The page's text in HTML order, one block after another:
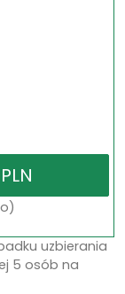
uzbierania
5 osób na